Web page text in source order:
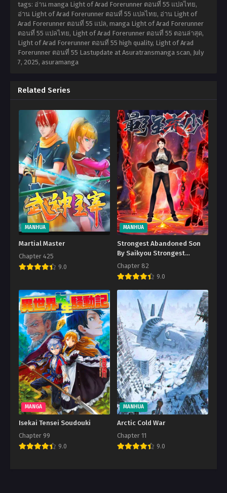
tags: อ่าน manga Light of Arad Forerunner ตอนที่ 55 แปลไทย,
อ่าน Light of Arad Forerunner ตอนที่ 55 แปลไทย, อ่าน Light of
Arad Forerunner ตอนที่ 55 แปล, manga Light of Arad Forerunner
ตอนที่ 55 แปลไทย, Light of Arad Forerunner ตอนที่ 55 ตอนล่าสุด,
Light of Arad Forerunner ตอนที่ 55 high quality, Light of Arad
Forerunner ตอนที่ 55 Lastupdate at Asuratransmanga scan, July
7, 2025, asuramanga
Related Series
MANHUA
Martial Master
Chapter 425
9.0
MANHUA
Strongest Abandoned Son
By Saikyou Strongest
Abadoned Son
Chapter 82
9.0
MANGA
Isekai Tensei Soudouki
Chapter 99
9.0
MANHUA
Arctic Cold War
Chapter 11
9.0